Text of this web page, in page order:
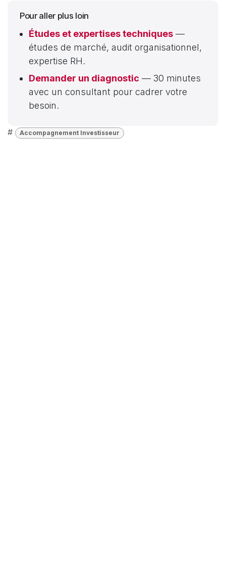
Pour aller plus loin
Études et expertises techniques —
études de marché, audit organisationnel,
expertise RH.
Demander un diagnostic — 30 minutes
avec un consultant pour cadrer votre
besoin.
# Accompagnement Investisseur